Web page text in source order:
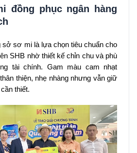
đồng phục ngân hàng
sở sơ mi là lựa chọn tiêu chuẩn cho
SHB nhờ thiết kế chỉn chu và phù
tài chính. Gam màu cam nhạt
thiện, nhẹ nhàng nhưng vẫn giữ
thiết.